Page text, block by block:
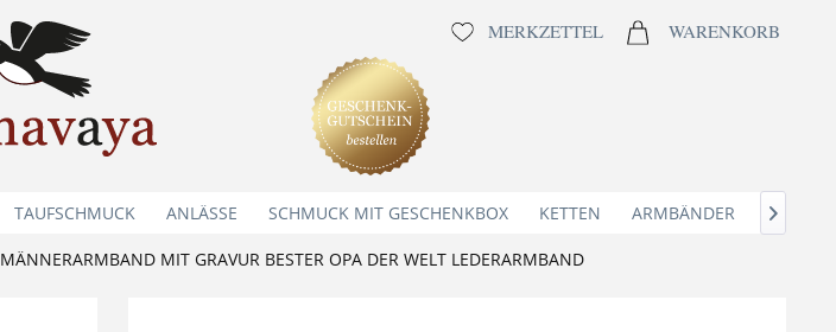
MERKZETTEL WARENKORB
TAUFSCHMUCK ANLÄSSE SCHMUCK MIT GESCHENKBOX KETTEN ARMBÄNDER 
MÄNNERARMBAND MIT GRAVUR BESTER OPA DER WELT LEDERARMBAND